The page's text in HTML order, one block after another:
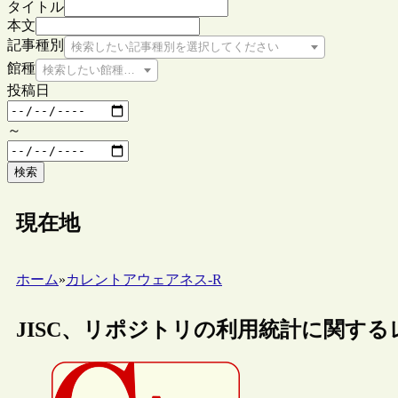
タイトル
本文
記事種別
検索したい記事種別を選択してください
館種 検索したい館種を選択してください
投稿日
～
検索
現在地
ホーム»カレントアウェアネス-R
JISC、リポジトリの利用統計に関する